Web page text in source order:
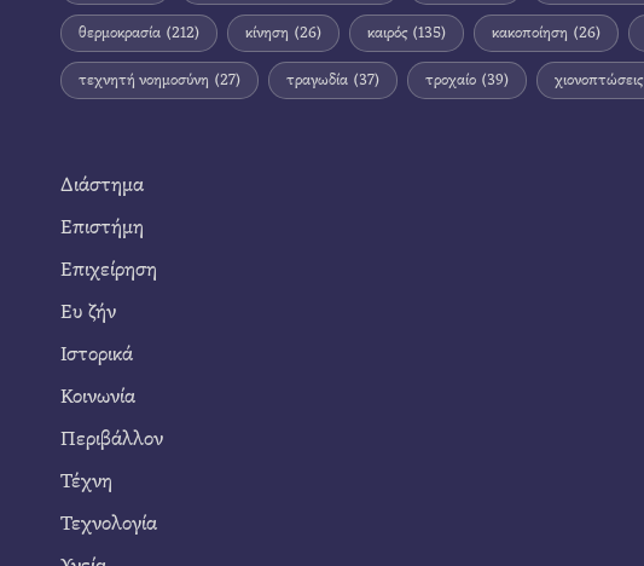
θερμοκρασία (212) κίνηση (26) καιρός (135) κακοποίηση (26)
τεχνητή νοημοσύνη (27) τραγωδία (37) τροχαίο (39) χιονοπτώσεις
Διάστημα
Επιστήμη
Επιχείρηση
Ευ ζήν
Ιστορικά
Κοινωνία
Περιβάλλον
Τέχνη
Τεχνολογία